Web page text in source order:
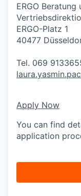
ERGO
ERGO-Platz 1
40477
Tel. 069
Apply Now
You can find
application